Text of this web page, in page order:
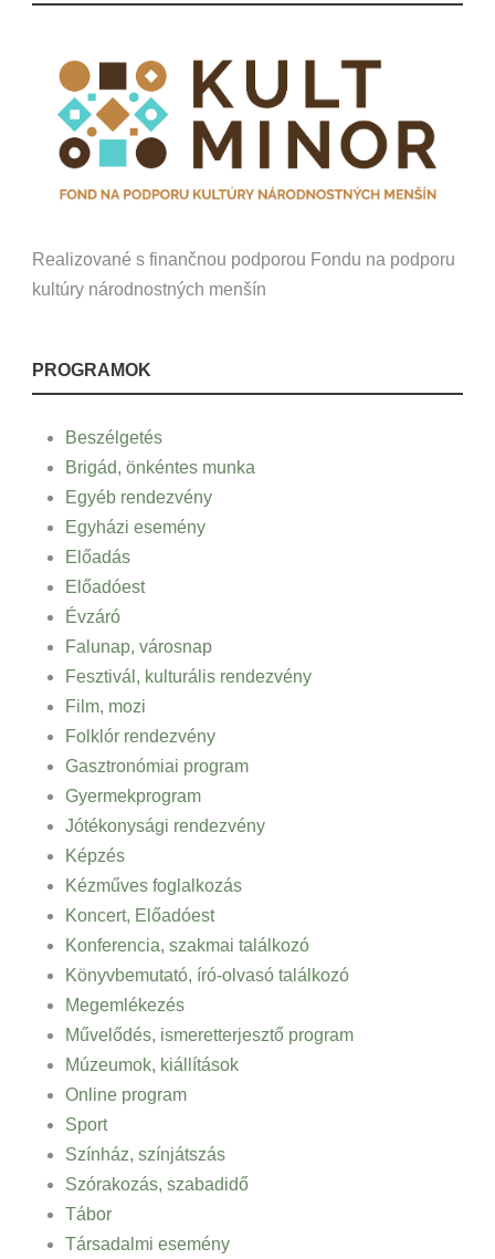
Realizované s finančnou podporou Fondu na podporu
kultúry národnostných menšín
PROGRAMOK
Beszélgetés
Brigád, önkéntes munka
Egyéb rendezvény
Egyházi esemény
Előadás
Előadóest
Évzáró
Falunap, városnap
Fesztivál, kulturális rendezvény
Film, mozi
Folklór rendezvény
Gasztronómiai program
Gyermekprogram
Jótékonysági rendezvény
Képzés
Kézműves foglalkozás
Koncert, Előadóest
Konferencia, szakmai találkozó
Könyvbemutató, író-olvasó találkozó
Megemlékezés
Művelődés, ismeretterjesztő program
Múzeumok, kiállítások
Online program
Sport
Színház, színjátszás
Szórakozás, szabadidő
Tábor
Társadalmi esemény